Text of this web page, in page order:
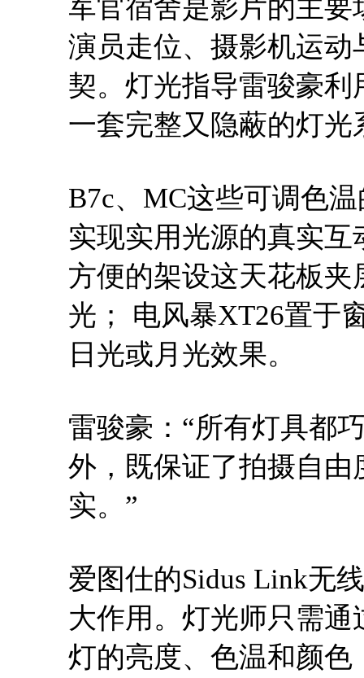
军官宿舍是影片的主
演员走位、摄影机运
契。灯光指导雷骏豪
一套完整又隐蔽的灯光
B7c、MC这些可调色
实现实用光源的真实互
方便的架设这天花板
光； 电风暴XT26置于
日光或月光效果。
雷骏豪：“所有灯具都
外，既保证了拍摄自
实。”
爱图仕的Sidus Link无
大作用。灯光师只需
灯的亮度、色温和颜